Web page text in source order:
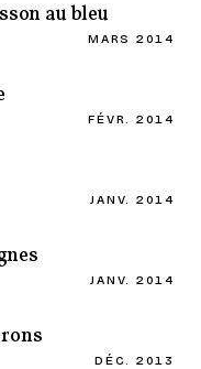
au bleu
MARS 2014
FÉVR. 2014
JANV. 2014
JANV. 2014
DÉC. 2013